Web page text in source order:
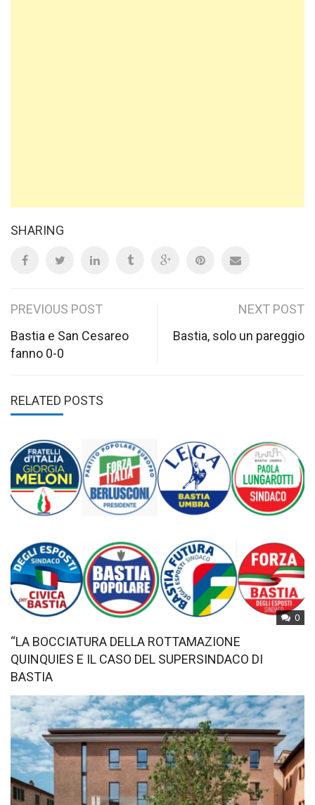
SHARING
Post
navigation
PREVIOUS POST
Bastia e San Cesareo
fanno 0-0
NEXT POST
Bastia, solo un pareggio
RELATED POSTS
0
“LA BOCCIATURA DELLA ROTTAMAZIONE
QUINQUIES E IL CASO DEL SUPERSINDACO DI
BASTIA